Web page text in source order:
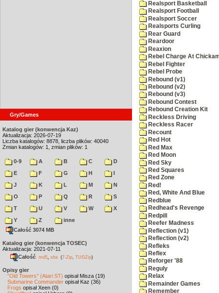
Gry/Games
Katalog gier (konwencja Kaz)
Aktualizacja: 2026-07-19
Liczba katalogów: 8878, liczba plików: 40040
Zmian katalogów: 1, zmian plików: 1
0-9 A B C
D
E
F G H
I
J
K L M
N
O
P Q R
S
T
U V W
X
Y
Z
inne
Całość 3074 MB
Katalog gier (konwencja TOSEC)
Aktualizacja: 2021-07-11
Całość md5 sha (7-Zip TUGZip)
Opisy gier
"Old Towers" (Atari ST) opisał Misza (19)
Submarine Commander opisał Kaz (36)
Frogs opisał Xeen (0)
Realsport Basketball
Realsport Football
Realsport Soccer
Realsports Curling
Rear Guard
Reardoor
Reaxion
Rebel Charge At
Rebel Fighter
Rebel Probe
Rebound (v1)
Rebound (v2)
Rebound (v3)
Rebound Contest
Rebound Creation Kit
Reckless Driving
Reckless Racer
Recount
Red Hot
Red Max
Red Moon
Red Sky
Red Squares
Red Zone
Red!
Red, White And Blue
Redblue
Redhead's Revenge
Redpill
Reefer Madness
Reflection (v1)
Reflection (v2)
Refleks
Reflex
Reforger '88
Reguly
Relax
Remainder Games
Remember